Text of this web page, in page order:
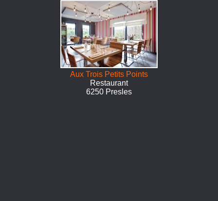
Aux Trois Petits Points
Restaurant
6250 Presles